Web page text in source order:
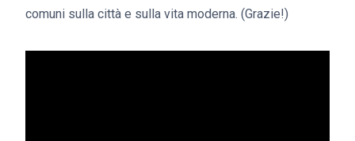
comuni sulla città e sulla vita moderna. (Grazie!)